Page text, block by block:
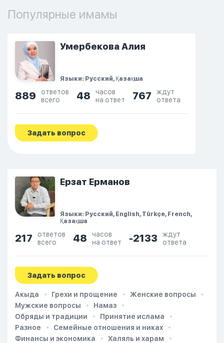
Популярные имамы
Умербекова Алия
Языки: Русский, Қазақша
889
ответов
всего
48
часов
на ответ
767
ждут
ответа
Задать вопрос
Ерзат Ерманов
Языки: Русский, English, Türkçe, French,
Қазақша
217
ответов
всего
48
часов
на ответ
-2133
ждут
ответа
Задать вопрос
Акыда Грехи и прощение
Женские вопросы
Мужские вопросы
Намаз
Обряды и традиции
Принятие ислама
Разное
Семейные отношения и никах
Финансы и экономика
Халяль и харам